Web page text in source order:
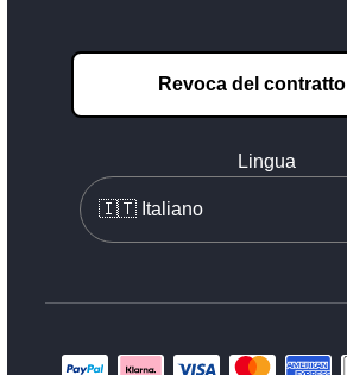
Revoca del contratto
Lingua